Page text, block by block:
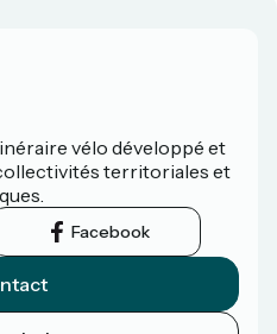
vélo développé et
territoriales et
Facebook